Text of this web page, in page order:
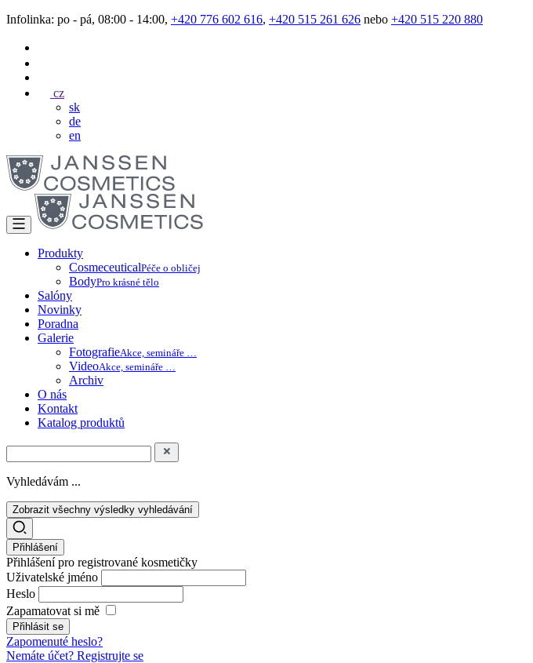
Infolinka: po - pá, 08:00 - 14:00, +420 776 602 616, +420 515 261 626 nebo +420 515 220 880
cz
sk
de
en
Produkty
CosmeceuticalPéče o obličej
BodyPro krásné tělo
Salóny
Novinky
Poradna
Galerie
FotografieAkce, semináře …
VideoAkce, semináře …
Archiv
O nás
Kontakt
Katalog produktů
Vyhledávám ...
Zobrazit všechny výsledky vyhledávání
Přihlášení
Přihlášení pro registrované kosmetičky
Uživatelské jméno
Heslo
Zapamatovat si mě
Zapomenuté heslo?
Nemáte účet? Registrujte se